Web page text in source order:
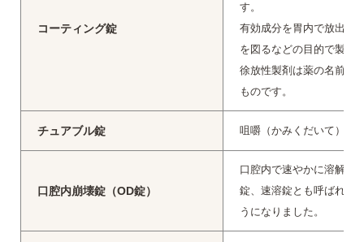
コーティング錠
す。
有効成分を胃内で放出せ
を図るなどの目的で製剤
徐放性製剤は薬の名前に
ものです。
チュアブル錠 咀嚼（かみくだいて）し
口腔内崩壊錠（OD錠）
口腔内で速やかに溶解ま
錠、速溶錠とも呼ばれま
うになりました。